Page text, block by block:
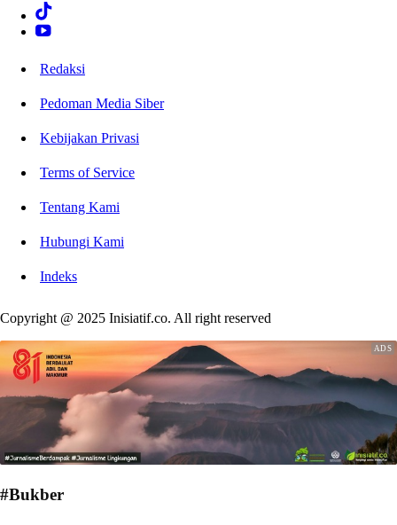
Redaksi
Pedoman Media Siber
Kebijakan Privasi
Terms of Service
Tentang Kami
Hubungi Kami
Indeks
Copyright @ 2025 Inisiatif.co. All right reserved
#Bukber